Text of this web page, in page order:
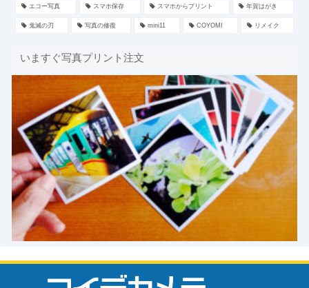
エコー写真 スマホ保存 スマホからプリント 年賀はがき
鬼滅の刃 写真の修復 mini11 COYOMI リメイク
いますぐ写真プリント注文